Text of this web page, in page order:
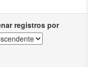
registros por